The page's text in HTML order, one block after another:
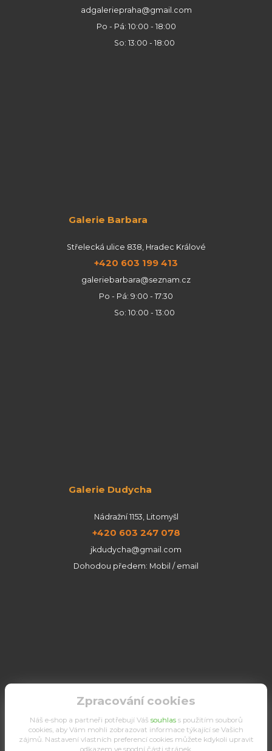
adgaleriepraha@gmail.com
Po - Pá: 10:00 - 18:00
So: 13:00 - 18:00
Galerie Barbara
Střelecká ulice 838, Hradec Králové
+420 603 199 413
galeriebarbara@seznam.cz
Po - Pá: 9:00 - 17:30
So: 10:00 - 13:00
Galerie Dudycha
Nádražní 1153, Litomyšl
+420 603 247 078
jkdudycha@gmail.com
Dohodou předem: Mobil / email
Zpracování cookies
Náš e-shop a partneři potřebují Váš souhlass použitím souborů
cookies, aby Vám mohli zobrazovat informace týkající se Vašich
zájmů. Nastavení vlastních preferencí cookies můžete kdykoli upravit